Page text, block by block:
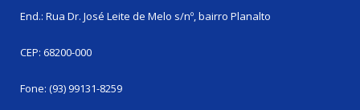
End.: Rua Dr. José Leite de Melo s/nº, bairro Planalto
CEP: 68200-000
Fone: (93) 99131-8259